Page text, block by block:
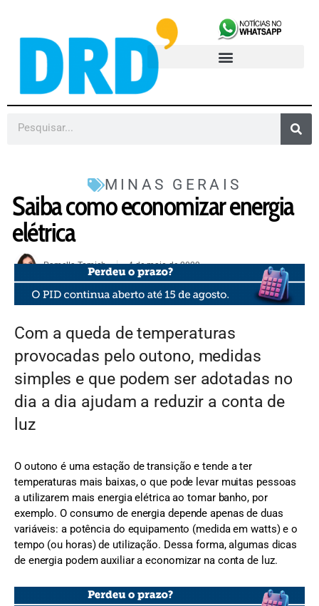
MINAS GERAIS
Saiba como economizar energia
elétrica
Pamella Tomich 4 de maio de 2022
Com a queda de temperaturas
provocadas pelo outono, medidas
simples e que podem ser adotadas no
dia a dia ajudam a reduzir a conta de
luz
O outono é uma estação de transição e tende a ter
temperaturas mais baixas, o que pode levar muitas pessoas
a utilizarem mais energia elétrica ao tomar banho, por
exemplo. O consumo de energia depende apenas de duas
variáveis: a potência do equipamento (medida em watts) e o
tempo (ou horas) de utilização. Dessa forma, algumas dicas
de energia podem auxiliar a economizar na conta de luz.